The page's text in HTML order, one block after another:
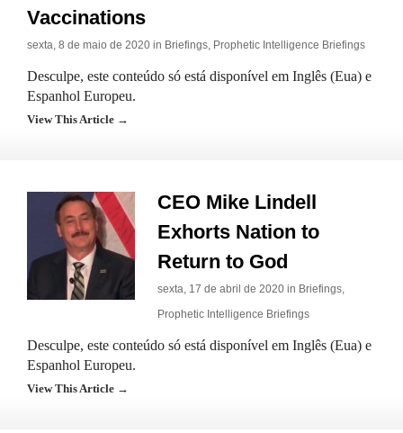
Vaccinations
sexta, 8 de maio de 2020 in Briefings, Prophetic Intelligence Briefings
Desculpe, este conteúdo só está disponível em Inglês (Eua) e
Espanhol Europeu.
View This Article →
CEO Mike Lindell
Exhorts Nation to
Return to God
sexta, 17 de abril de 2020 in Briefings,
Prophetic Intelligence Briefings
Desculpe, este conteúdo só está disponível em Inglês (Eua) e
Espanhol Europeu.
View This Article →